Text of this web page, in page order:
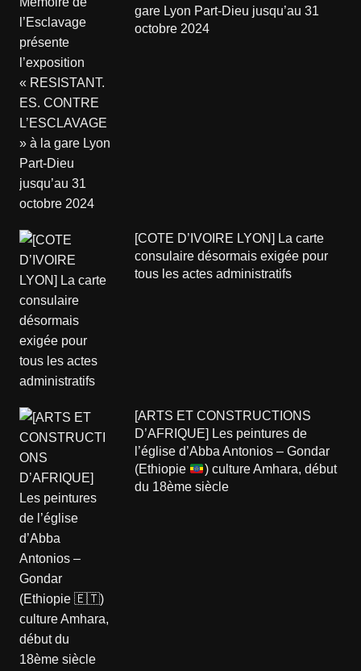
gare Lyon Part-Dieu jusqu’au 31
octobre 2024
[COTE D’IVOIRE LYON] La carte
consulaire désormais exigée pour
tous les actes administratifs
[ARTS ET CONSTRUCTIONS
D’AFRIQUE] Les peintures de
l’église d’Abba Antonios – Gondar
(Ethiopie
) culture Amhara, début
du 18ème siècle